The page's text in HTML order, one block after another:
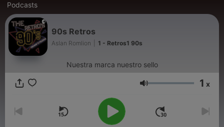
Podcasts
90s Retros
Aslan Romlion 1 - Retros1 90s
Nuestra marca nuestro sello
Volumen 1 x